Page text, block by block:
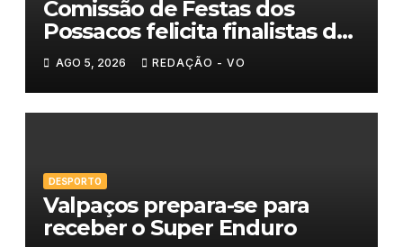
Comissão de Festas dos
Possacos felicita finalistas do
Torneio de Sueca
AGO 5, 2026 REDAÇÃO - VO
DESPORTO
Valpaços prepara-se para
receber o Super Enduro